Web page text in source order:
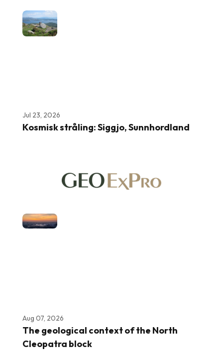
Jul 23, 2026
Kosmisk stråling: Siggjo, Sunnhordland
Aug 07, 2026
The geological context of the North
Cleopatra block